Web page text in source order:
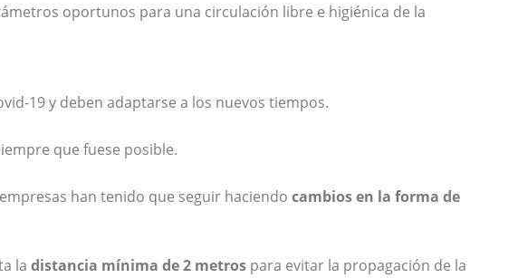
oportunos para una circulación libre e higiénica de la
19 y deben adaptarse a los nuevos tiempos.
que fuese posible.
han tenido que seguir haciendo cambios en la forma de
la distancia mínima de 2 metrospara evitar la propagación de la